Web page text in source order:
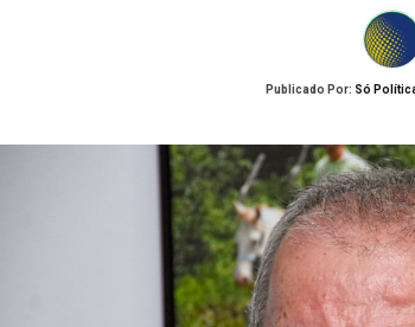
Publicado Por: Só